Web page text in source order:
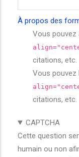
À propos des
Vous pouvez
citations, etc.
Vous pouvez
citations, etc.
CAPTCHA
Cette question
humain ou non